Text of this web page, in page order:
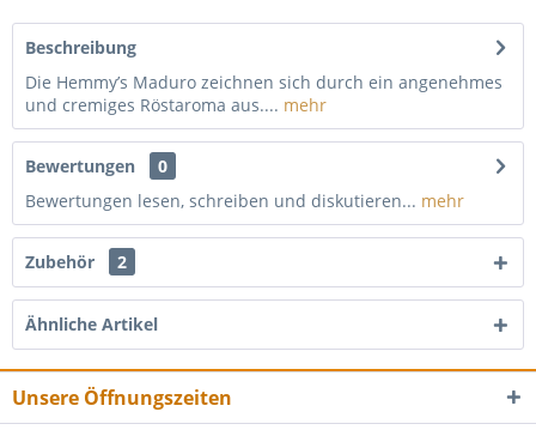
Beschreibung
Die Hemmy’s Maduro zeichnen sich durch ein angenehmes
und cremiges Röstaroma aus.... mehr
Bewertungen
0
Bewertungen lesen, schreiben und diskutieren... mehr
Zubehör 2
Ähnliche Artikel
Unsere Öffnungszeiten